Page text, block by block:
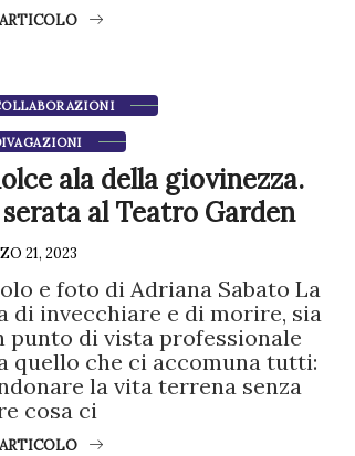
ala della giovinezza.
al Teatro Garden
21, 2023
e foto di Adriana Sabato La
di invecchiare e di morire, sia
punto di vista professionale
quello che ci accomuna tutti:
la vita terrena senza
cosa ci